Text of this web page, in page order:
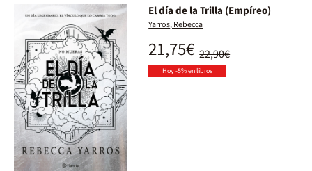
El día de la Trilla (Empíreo)
Yarros, Rebecca
22,90€
21,75€
Hoy -5% en libros